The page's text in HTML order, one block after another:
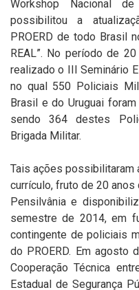
Workshop Nacional
possibilitou a
PROERD de todo Brasil
REAL”. No período de
realizado o III Seminário
no qual 550 Policiais
Brasil e do Uruguai
sendo 364 destes
Brigada Militar.
Tais ações possibilitaram
currículo, fruto de 20
Pensilvânia e
semestre de 2014, em
contingente de policiais
do PROERD. Em agosto
Cooperação Técnica
Estadual de Segurança